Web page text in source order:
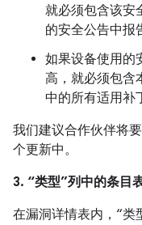
就必须包含该安
的安全公告中报
如果设备使用
高，就必须包含
中的所有适用补
我们建议合作伙伴将
个更新中。
3. “类型”列中的条目
在漏洞详情表内，“类